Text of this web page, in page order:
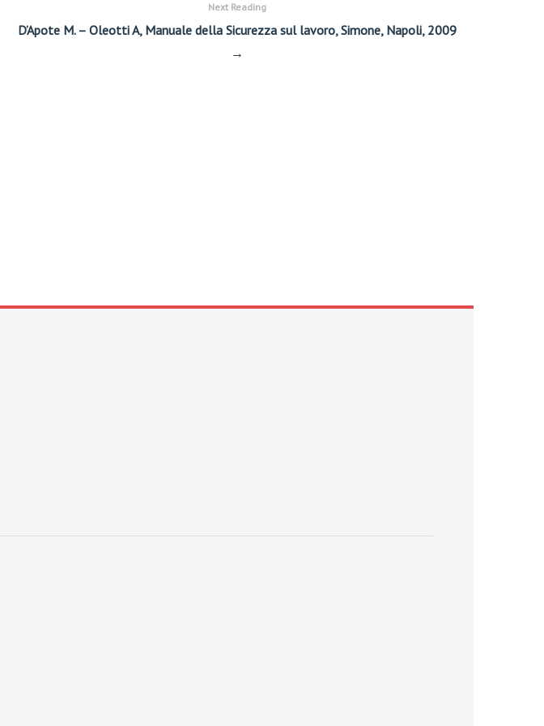
Next Reading
D’Apote M. – Oleotti A, Manuale della Sicurezza sul lavoro, Simone, Napoli, 2009
→